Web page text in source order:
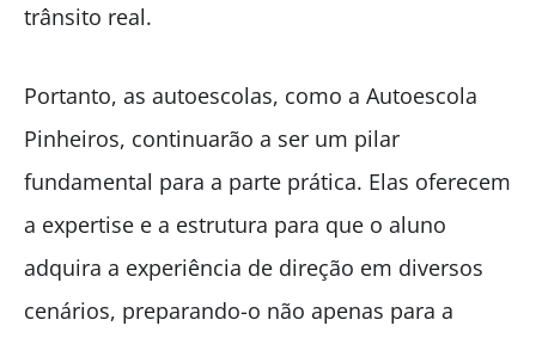
trânsito real.
Portanto, as autoescolas, como a Autoescola
Pinheiros, continuarão a ser um pilar
fundamental para a parte prática. Elas oferecem
a expertise e a estrutura para que o aluno
adquira a experiência de direção em diversos
cenários, preparando-o não apenas para a